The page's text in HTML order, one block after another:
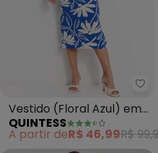
Vestido (Floral Azul) em
Canelado
QUINTESS
A partir deR$ 46,99R$